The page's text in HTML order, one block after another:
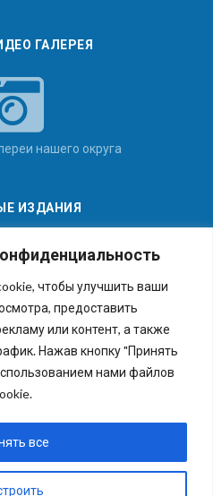
чтобы улучшить ваши
предоставить
или контент, а также
Нажав кнопку "Принять
нами файлов
все
ГАЛЕРЕЯ
нашего округа
ИЗДАНИЯ
наших газет
муниципальное
значения Санкт-
округ №54. Все права